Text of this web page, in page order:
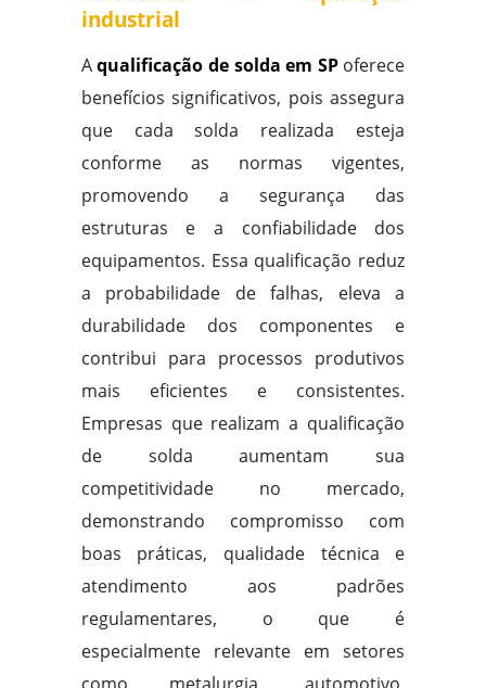
industrial
Aqualificação de solda em SPoferece
benefícios significativos, pois assegura
que cada solda realizada esteja
conforme as normas vigentes,
promovendo a segurança das
estruturas e a confiabilidade dos
equipamentos. Essa qualificação reduz
a probabilidade de falhas, eleva a
durabilidade dos componentes e
contribui para processos produtivos
mais eficientes e consistentes.
Empresas que realizam a qualificação
de solda aumentam sua
competitividade no mercado,
demonstrando compromisso com
boas práticas, qualidade técnica e
atendimento aos padrões
regulamentares, o que é
especialmente relevante em setores